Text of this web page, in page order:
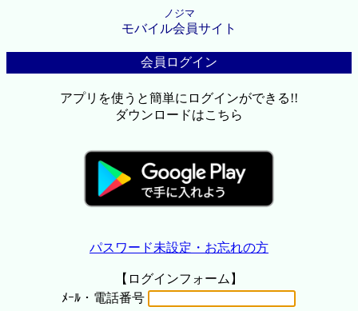
ノジマ
モバイル会員サイト
会員ログイン
アプリを使うと簡単にログインができる!!
ダウンロードはこちら
パスワード未設定・お忘れの方
【ログインフォーム】
ﾒｰﾙ・電話番号